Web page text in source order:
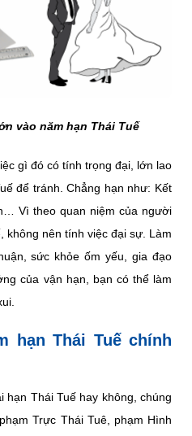
vào năm hạn Thái Tuế
gì đó có tính trọng đại, lớn lao
để tránh. Chẳng hạn như: Kết
Vì theo quan niệm của người
không nên tính việc đại sự. Làm
sức khỏe ốm yếu, gia đạo
của vận hạn, bạn có thể làm
hạn Thái Tuế chính
hạn Thái Tuế hay không, chúng
Trực Thái Tuê, phạm Hình